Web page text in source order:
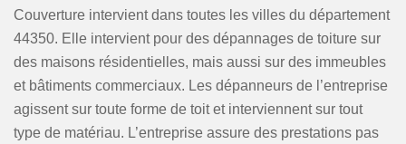
Couverture intervient dans toutes les villes du département
44350. Elle intervient pour des dépannages de toiture sur
des maisons résidentielles, mais aussi sur des immeubles
et bâtiments commerciaux. Les dépanneurs de l’entreprise
agissent sur toute forme de toit et interviennent sur tout
type de matériau. L’entreprise assure des prestations pas